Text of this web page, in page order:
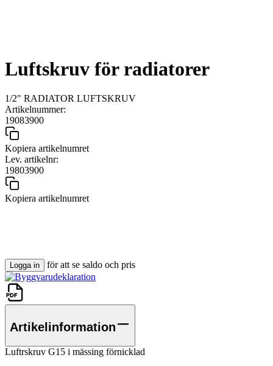
Luftskruv för radiatorer
1/2" RADIATOR LUFTSKRUV
Artikelnummer:
19083900
Kopiera artikelnumret
Lev. artikelnr:
19803900
Kopiera artikelnumret
Logga in för att se saldo och pris
Artikelinformation
Luftrskruv G15 i mässing förnicklad